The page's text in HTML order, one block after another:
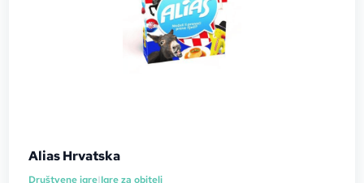
Alias Hrvatska
Društvene igre|Igre za obitelj